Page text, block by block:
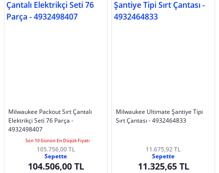
Milwaukee Packout Sırt Çantalı
Elektrikçi Seti 76 Parça -
4932498407
Son 10 Günün En Düşük Fiyatı
105.756,00 TL
Sepette
104.506,00 TL
Milwaukee Ultimate Şantiye Tipi
Sırt Çantası - 4932464833
11.675,92 TL
Sepette
11.325,65 TL